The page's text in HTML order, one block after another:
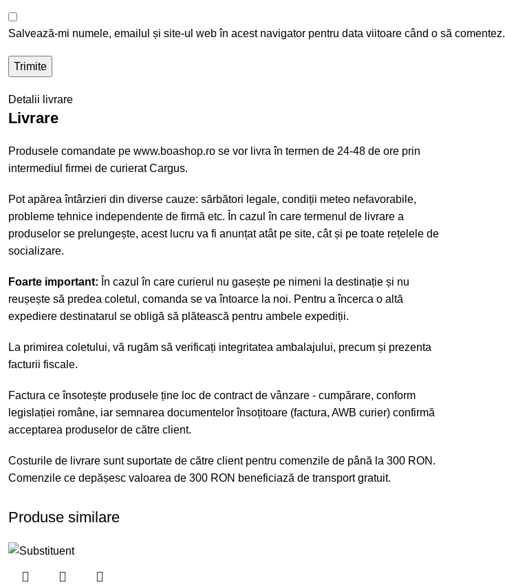
Salvează-mi numele, emailul și site-ul web în acest navigator pentru data viitoare când o să comentez.
Detalii livrare
Livrare
Produsele comandate pe www.boashop.ro se vor livra în termen de 24-48 de ore prin
intermediul firmei de curierat Cargus.
Pot apărea întârzieri din diverse cauze: sărbători legale, condiții meteo nefavorabile,
probleme tehnice independente de firmă etc. În cazul în care termenul de livrare a
produselor se prelungește, acest lucru va fi anunțat atât pe site, cât și pe toate rețelele de
socializare.
Foarte important: În cazul în care curierul nu gasește pe nimeni la destinație și nu
reușește să predea coletul, comanda se va întoarce la noi. Pentru a încerca o altă
expediere destinatarul se obligă să plătească pentru ambele expediții.
La primirea coletului, vă rugăm să verificați integritatea ambalajului, precum și prezenta
facturii fiscale.
Factura ce însotește produsele ține loc de contract de vânzare - cumpărare, conform
legislației române, iar semnarea documentelor însoțitoare (factura, AWB curier) confirmă
acceptarea produselor de către client.
Costurile de livrare sunt suportate de către client pentru comenzile de până la 300 RON.
Comenzile ce depășesc valoarea de 300 RON beneficiază de transport gratuit.
Produse similare